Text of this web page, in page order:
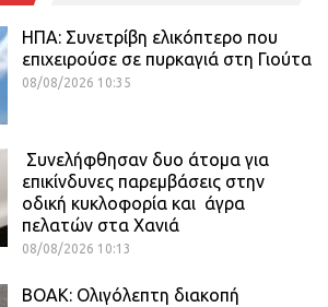
ΗΠΑ: Συνετρίβη ελικόπτερο που
επιχειρούσε σε πυρκαγιά στη Γιούτα
08/08/2026 10:35
Συνελήφθησαν δυο άτομα για
επικίνδυνες παρεμβάσεις στην
οδική κυκλοφορία και άγρα
πελατών στα Χανιά
08/08/2026 10:13
ΒΟΑΚ: Ολιγόλεπτη διακοπή